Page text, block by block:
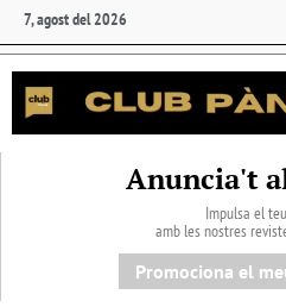
7, agost del 2026
Anuncia't
Impulsa el
amb les nostres
Promociona el